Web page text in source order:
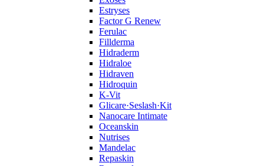
Estryses
Factor G Renew
Ferulac
Fillderma
Hidraderm
Hidraloe
Hidraven
Hidroquin
K-Vit
Glicare·Seslash·Kit
Nanocare Intimate
Oceanskin
Nutrises
Mandelac
Repaskin